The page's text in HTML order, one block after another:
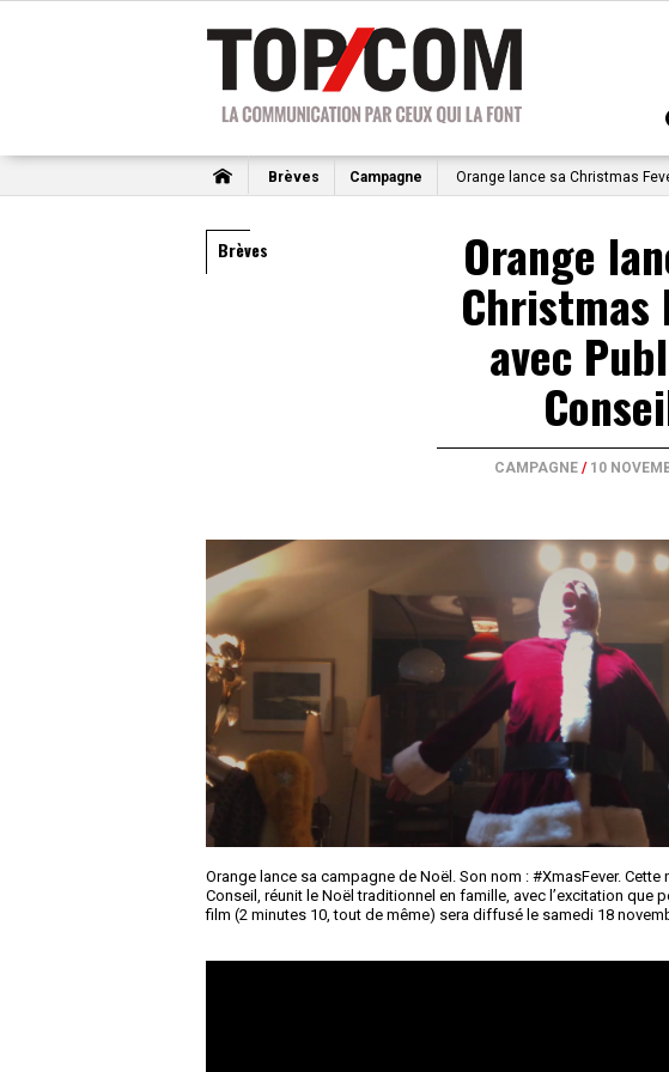
Brèves Campagne Orange lance sa Christmas
Brèves Orange
Christmas
avec
CAMPAGNE/ 10
Orange lance sa campagne de Noël. Son nom : #XmasFever.
Conseil, réunit le Noël traditionnel en famille, avec l’excitation que
film (2 minutes 10, tout de même) sera diffusé le samedi 18